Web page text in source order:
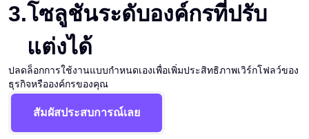
3.โซลูชันระดับองค์กรที่ปรับ
แต่งได้
ปลดล็อกการใช้งานแบบกำหนดเองเพื่อเพิ่มประสิทธิภาพเวิร์กโฟลว์ของ
ธุรกิจหรือองค์กรของคุณ
สัมผัสประสบการณ์เลย